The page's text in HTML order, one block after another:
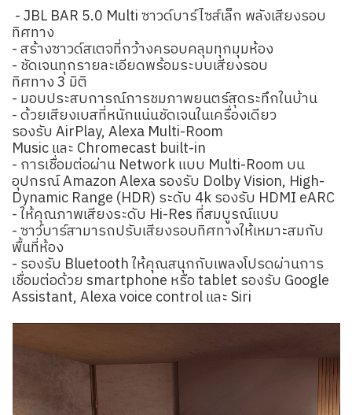
- JBL BAR 5.0 Multi ซาวด์บาร์ไซส์เล็ก พลังเสียงรอบ
ทิศทาง
- สร้างซาวด์สเตจที่กว้างครอบคลุมทุกมุมห้อง
- ชัดเจนทุกรายละเอียดพร้อมระบบเสียงรอบ
ทิศทาง 3 มิติ
- มอบประสบการณ์การชมภาพยนตร์สุดระทึกในบ้าน
- ด้วยเสียงเบสที่หนักแน่นชัดเจนในเครื่องเดียว
รองรับ AirPlay, Alexa Multi-Room
Music และ Chromecast built-in
- การเชื่อมต่อผ่าน Network แบบ Multi-Room บน
อุปกรณ์ Amazon Alexa รองรับ Dolby Vision, High-
Dynamic Range (HDR) ระดับ 4k รองรับ HDMI eARC
- ให้คุณภาพเสียงระดับ Hi-Res ที่สมบูรณ์แบบ
- ซาว์บาร์สามารถปรับเสียงรอบทิศทางให้เหมาะสมกับ
พื้นที่ห้อง
- รองรับ Bluetooth ให้คุณสนุกกับเพลงโปรดผ่านการ
เชื่อมต่อด้วย smartphone หรือ tablet รองรับ Google
Assistant, Alexa voice control และ Siri